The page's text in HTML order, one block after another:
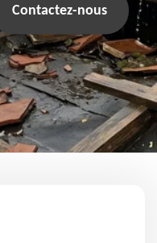
Contactez-nous